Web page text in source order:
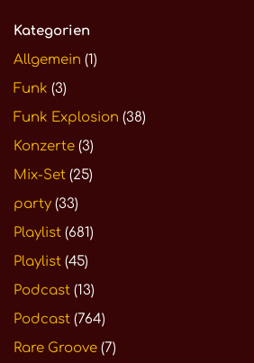
Kategorien
Allgemein (1)
Funk (3)
Funk Explosion (38)
Konzerte (3)
Mix-Set (25)
party (33)
Playlist (681)
Playlist (45)
Podcast (13)
Podcast (764)
Rare Groove (7)